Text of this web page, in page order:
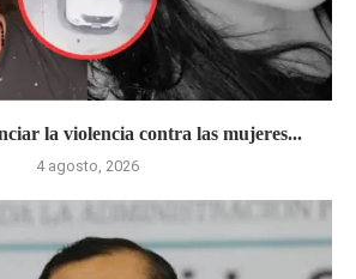
la violencia contra las mujeres...
4 agosto, 2026